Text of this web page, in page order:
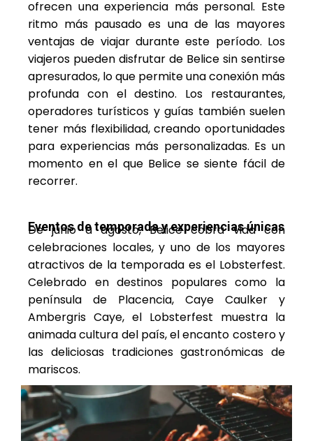
ofrecen una experiencia más personal. Este
ritmo más pausado es una de las mayores
ventajas de viajar durante este período. Los
viajeros pueden disfrutar de Belice sin sentirse
apresurados, lo que permite una conexión más
profunda con el destino. Los restaurantes,
operadores turísticos y guías también suelen
tener más flexibilidad, creando oportunidades
para experiencias más personalizadas. Es un
momento en el que Belice se siente fácil de
recorrer.
Eventos de temporada y experiencias únicas
De junio a agosto, Belice cobra vida con
celebraciones locales, y uno de los mayores
atractivos de la temporada es el Lobsterfest.
Celebrado en destinos populares como la
península de Placencia, Caye Caulker y
Ambergris Caye, el Lobsterfest muestra la
animada cultura del país, el encanto costero y
las deliciosas tradiciones gastronómicas de
mariscos.